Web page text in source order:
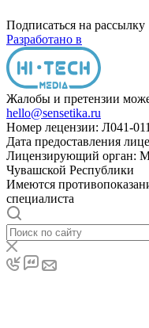
Подписаться на рассылку
Разработано в
Жалобы и претензии
hello@sensetika.ru
Номер лецензии: Л041-
Дата предоставления
Лицензирующий орган:
Чувашской Республики
Имеются
специалиста